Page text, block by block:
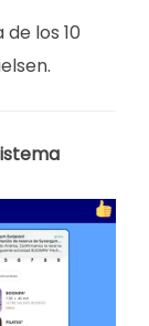
de los 10
.